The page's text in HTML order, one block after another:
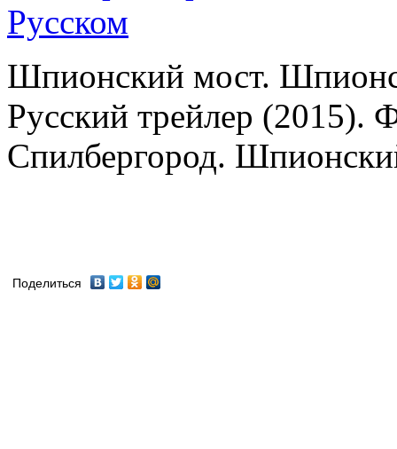
Шпионский мост.
Русский трейлер (2015).
Спилбергород.
Поделиться